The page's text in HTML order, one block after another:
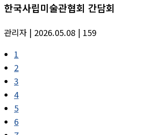
한국사립미술관협회 간담회
관리자 | 2026.05.08 | 159
1
2
3
4
5
6